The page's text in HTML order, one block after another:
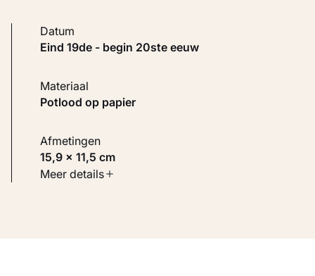
Datum
eind 19de - begin 20ste eeuw
Materiaal
Potlood op papier
Afmetingen
15,9 × 11,5 cm
Soort werk
Meer details